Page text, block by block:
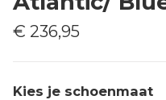
€ 236,95
Kies je schoenmaat